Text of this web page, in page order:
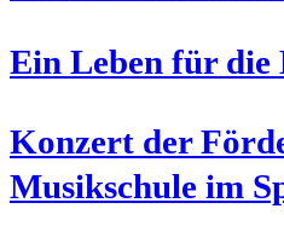
Ein Leben für die
Kon­zert der
Musik­schu­le im